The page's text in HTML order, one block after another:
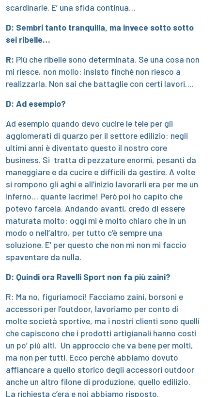
scardinarle. E’ una sfida continua…
D: Sembri tanto tranquilla, ma invece sotto sotto
sei ribelle…
R: Più che ribelle sono determinata. Se una cosa non
mi riesce, non mollo: insisto finché non riesco a
realizzarla. Non sai che battaglie con certi lavori….
D: Ad esempio?
Ad esempio quando devo cucire le tele per gli
agglomerati di quarzo per il settore edilizio: negli
ultimi anni è diventato questo il nostro core
business. Si tratta di pezzature enormi, pesanti da
maneggiare e da cucire e difficili da gestire. A volte
si rompono gli aghi e all’inizio lavorarli era per me un
inferno… quante lacrime! Però poi ho capito che
potevo farcela. Andando avanti, credo di essere
maturata molto: oggi mi è molto chiaro che in un
modo o nell’altro, per tutto c’è sempre una
soluzione. E’ per questo che non mi non mi faccio
spaventare da nulla.
D: Quindi ora Ravelli Sport non fa più zaini?
R: Ma no, figuriamoci! Facciamo zaini, borsoni e
accessori per l’outdoor, lavoriamo per conto di
molte società sportive, ma i nostri clienti sono quelli
che capiscono che i prodotti artigianali hanno costi
un po’ più alti. Un approccio che va bene per molti,
ma non per tutti. Ecco perché abbiamo dovuto
affiancare a quello storico degli accessori outdoor
anche un altro filone di produzione, quello edilizio.
La richiesta c’era e noi abbiamo risposto.